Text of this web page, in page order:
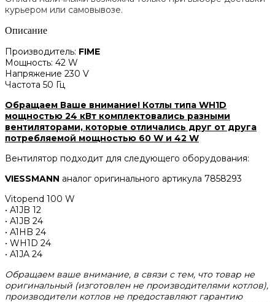
курьером или самовывозе.
Описание
Производитель: FIME
Мощность: 42 W
Напряжение 230 V
Частота 50 Гц
Обращаем Ваше внимание! Котлы типа WH1D
мощностью 24 кВт комплектовались разными
вентиляторами, которые отличались друг от друга
потребляемой мощностью 60 W и 42 W
Вентилятор подходит для следующего оборудования:
VIESSMANN аналог оригинального артикула 7858293
Vitopend 100 W
• A1JB 12
• A1JB 24
• A1HB 24
• WH1D 24
• A1JA 24
Обращаем ваше внимание, в связи с тем, что товар не
оригинальный (изготовлен не производителями котлов),
производители котлов не предоставляют гарантию